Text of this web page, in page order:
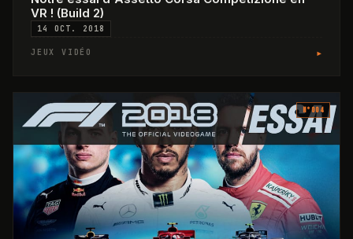
VR ! (Build 2)
14 OCT. 2018
JEUX VIDÉO ▸
N°004